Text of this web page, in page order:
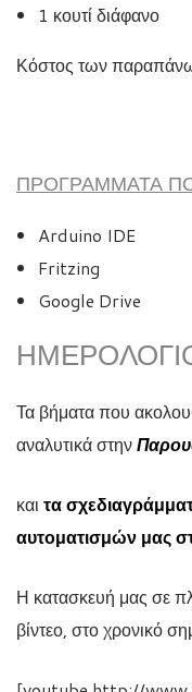
1 κουτί διάφανο
Κόστος των
ΠΡΟΓΡΑΜΜΑΤΑ
Arduino IDE
Fritzing
Google Drive
Τα βήματα που
αναλυτικά στην
και τα
αυτοματισμών μας
Η κατασκευή μας σε
βίντεο, στο χρονικό